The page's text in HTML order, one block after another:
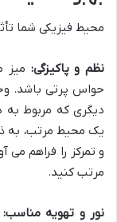
محیط فیزیکی شما
نظم و پاکیزگی: میز
حواس پرتی باشد.
دیگری که مربوط به
یک محیط مرتب، به
و تمرکز را فراهم می
مرتب کنید.
نور و تهویه مناسب: